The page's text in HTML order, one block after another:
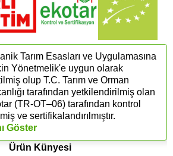
Tarım Esasları ve Uygulamasına
Yönetmelik'e uygun olarak
olup T.C. Tarım ve Orman
tarafından yetkilendirilmiş olan
(​TR-OT–06) tarafından kontrol
ve sertifikalandırılmıştır.
Göster
Ürün Künyesi